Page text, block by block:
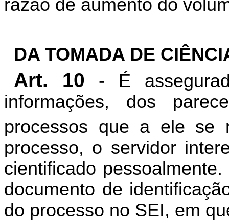
razão de aumento do
DA TOMADA DE
Art. 10 - É
informações, dos
processos que a ele se
processo, o servidor
cientificado
documento de
do processo no SEI, em